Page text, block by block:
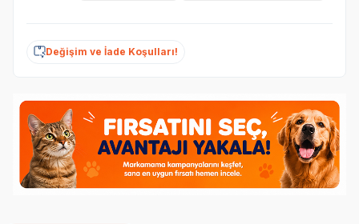
Değişim ve İade Koşulları!